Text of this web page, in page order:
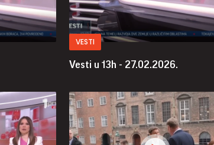
VESTI
Vesti u 13h - 27.02.2026.